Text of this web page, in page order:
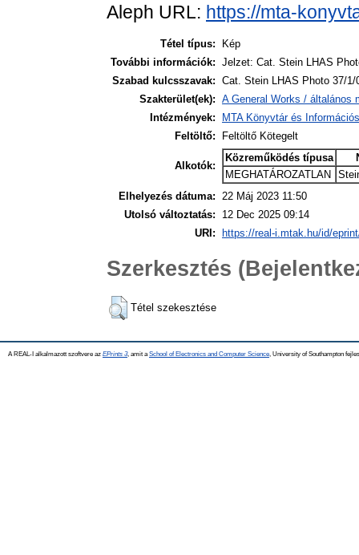
Aleph URL: https://mta-
Tétel típus:
Kép
További információk: Jelzet: Cat. Stein LHAS
Szabad kulcsszavak: Cat. Stein LHAS Photo 37/1/
Szakterület(ek): A General Works / általános
Intézmények:
MTA Könyvtár és
Feltöltő:
Feltöltő Kötegelt
Alkotók:
Közreműködés típusa
MEGHATÁROZATLAN
Elhelyezés dátuma: 22 Máj 2023 11:50
Utolsó változtatás:
12 Dec 2025 09:14
URI:
https://real-i.mtak.hu/id/
Szerkesztés
Tétel szekesztése
A REAL-I alkalmazott szoftvere az EPrints 3, amit a School of Electronics and Computer Science , University of Southampton